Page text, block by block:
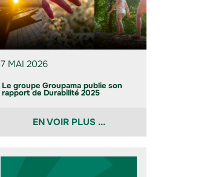
7 MAI 2026
Le groupe Groupama publie son
rapport de Durabilité 2025
EN VOIR PLUS ...